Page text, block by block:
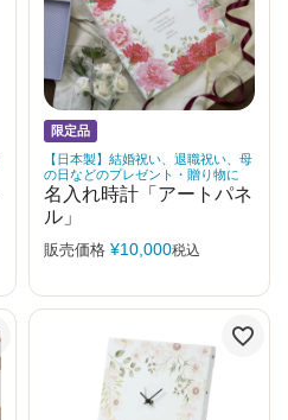
限定品
【日本製】結婚祝い、退職祝い、母
の日などのプレゼント・贈り物に
名入れ時計「アートパネ
ル」
販売価格 ¥10,000税込